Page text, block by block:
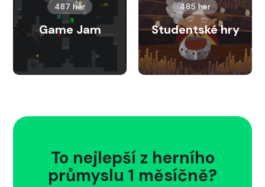
487 her
Game Jam
485 her
Studentské hry
To nejlepší z herního
průmyslu 1 měsíčně?